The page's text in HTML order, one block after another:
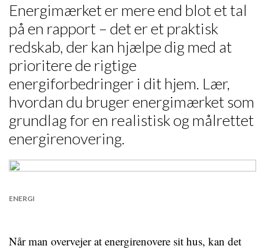
Energimærket er mere end blot et tal
på en rapport – det er et praktisk
redskab, der kan hjælpe dig med at
prioritere de rigtige
energiforbedringer i dit hjem. Lær,
hvordan du bruger energimærket som
grundlag for en realistisk og målrettet
energirenovering.
ENERGI
Når man overvejer at energirenovere sit hus, kan det